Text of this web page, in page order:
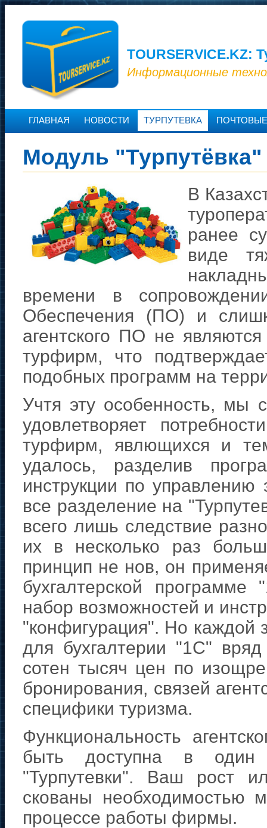
TOURSERVICE.KZ:
Информационные
ГЛАВНАЯ НОВОСТИ ТУРПУТЕВКА
Модуль "Турпутёвка"
В
ранее
виде
времени в
Обеспечения (ПО) и
агентского ПО не
турфирм, что
подобных программ на
Учтя эту особенность, мы
удовлетворяет
турфирм, явлющихся и
удалось, разделив
инструкции по
все разделение на
всего лишь следствие
их в несколько раз
принцип не нов, он
бухгалтерской
набор возможностей и
"конфигурация". Но каждой
для бухгалтерии "1С"
сотен тысяч цен по
бронирования, связей
специфики туризма.
Функциональность
быть доступна в один
"Турпутевки". Ваш рост
скованы необходимостью
процессе работы фирмы.